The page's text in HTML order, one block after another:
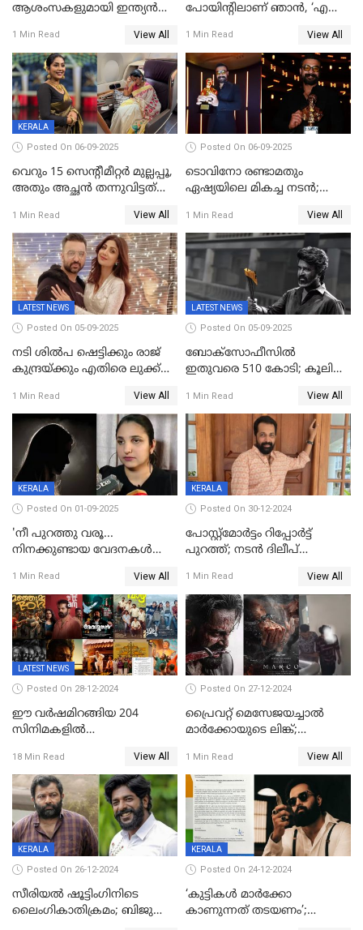
ആശംസകളുമായി ഇന്ത്യൻ
1 Min Read View All
പോയിന്റിലാണ് ഞാൻ, ‘എന്‍റെ
സ്നേഹിച്ചയാള്‍ തന്നെ
വഞ്ചിച്ചുപോയി’, ലൈവ്
വിഡിയോയിൽ
പൊട്ടിക്കരഞ്ഞ് നടി
1 Min Read View All
KERALA
Posted On 06-09-2025
വെറും 15 സെന്റീമീറ്റര്‍ മുല്ലപ്പൂ,
അതും അച്ഛൻ തന്നുവിട്ടത്
ലക്ഷം രൂപ പിഴ; നവ്യ
28ദിവസത്തിനകം പിഴ
അടയ്ക്കണം
1 Min Read View All
Posted On 06-09-2025
ടൊവിനോ രണ്ടാമതും
ഏഷ്യയിലെ മികച്ച നടന്‍;
പുരസ്‌കാരം
1 Min Read View All
LATEST NEWS
Posted On 05-09-2025
നടി ശിൽപ ഷെട്ടിക്കും രാജ്
കുന്ദ്രയ്ക്കും എതിരെ ലുക്ക്
1 Min Read View All
LATEST NEWS
Posted On 05-09-2025
ബോക്സോഫീസിൽ
ഇതുവരെ 510 കോടി; കൂലി
തീയതി പുറത്ത്
1 Min Read View All
KERALA
Posted On 01-09-2025
'നീ പുറത്തു വരൂ...
നിനക്കുണ്ടായ വേദനകള്‍
'കരയേണ്ടതും ഒറ്റപ്പെടേണ്ടതും
വേട്ടക്കാരനാണ്, വേദനകള്‍
സധൈര്യം പറയു;
പെണ്‍കുട്ടിയോട് റിനി ആര്‍
ജോര്‍ജ്
1 Min Read View All
KERALA
Posted On 30-12-2024
പോസ്റ്റ്‌മോര്‍ട്ടം റിപ്പോര്‍ട്ട്
പുറത്ത്; നടൻ ദിലീപ്
ആന്തരിക രക്തസ്രാവം
1 Min Read View All
LATEST NEWS
Posted On 28-12-2024
ഈ വർഷമിറങ്ങിയ 204
സിനിമകളിൽ
ചിത്രങ്ങൾ; 2024ൽ സിനിമാ
വ്യവസായത്തിന് നഷ്ടം 700
കോടി; അഭിനേതാക്കൾ
പ്രതിഫലം കുറയ്ക്കണമെന്നും
നിർമാതാക്കളുടെ സംഘടന
18 Min Read View All
Posted On 27-12-2024
പ്രൈവറ്റ് മെസേജയച്ചാല്‍
മാർക്കോയുടെ ലിങ്ക്;
സ്വദേശി അറസ്റ്റില്‍
1 Min Read View All
KERALA
Posted On 26-12-2024
സീരിയല്‍ ഷൂട്ടിംഗിനിടെ
ലൈംഗികാതിക്രമം; ബിജു
KERALA
Posted On 24-12-2024
‘കുട്ടികൾ മാർക്കോ
കാണുന്നത് തടയണം’;